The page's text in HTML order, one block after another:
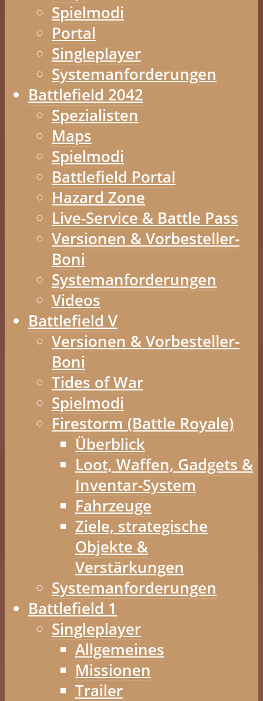
Spielmodi
Portal
Singleplayer
Systemanforderungen
Battlefield 2042
Spezialisten
Maps
Spielmodi
Battlefield Portal
Hazard Zone
Live-Service & Battle Pass
Versionen & Vorbesteller-
Boni
Systemanforderungen
Videos
Battlefield V
Versionen & Vorbesteller-
Boni
Tides of War
Spielmodi
Firestorm (Battle Royale)
Überblick
Loot, Waffen, Gadgets &
Inventar-System
Fahrzeuge
Ziele, strategische
Objekte &
Verstärkungen
Systemanforderungen
Battlefield 1
Singleplayer
Allgemeines
Missionen
Trailer